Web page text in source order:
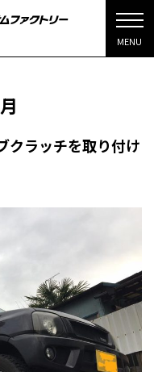
MENU
クラッチを取り付け